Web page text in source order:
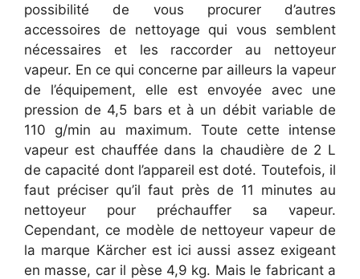
possibilité de vous procurer d’autres
accessoires de nettoyage qui vous semblent
nécessaires et les raccorder au nettoyeur
vapeur. En ce qui concerne par ailleurs la vapeur
de l’équipement, elle est envoyée avec une
pression de 4,5 bars et à un débit variable de
110 g/min au maximum. Toute cette intense
vapeur est chauffée dans la chaudière de 2 L
de capacité dont l’appareil est doté. Toutefois, il
faut préciser qu’il faut près de 11 minutes au
nettoyeur pour préchauffer sa vapeur.
Cependant, ce modèle de nettoyeur vapeur de
la marque Kärcher est ici aussi assez exigeant
en masse, car il pèse 4,9 kg. Mais le fabricant a